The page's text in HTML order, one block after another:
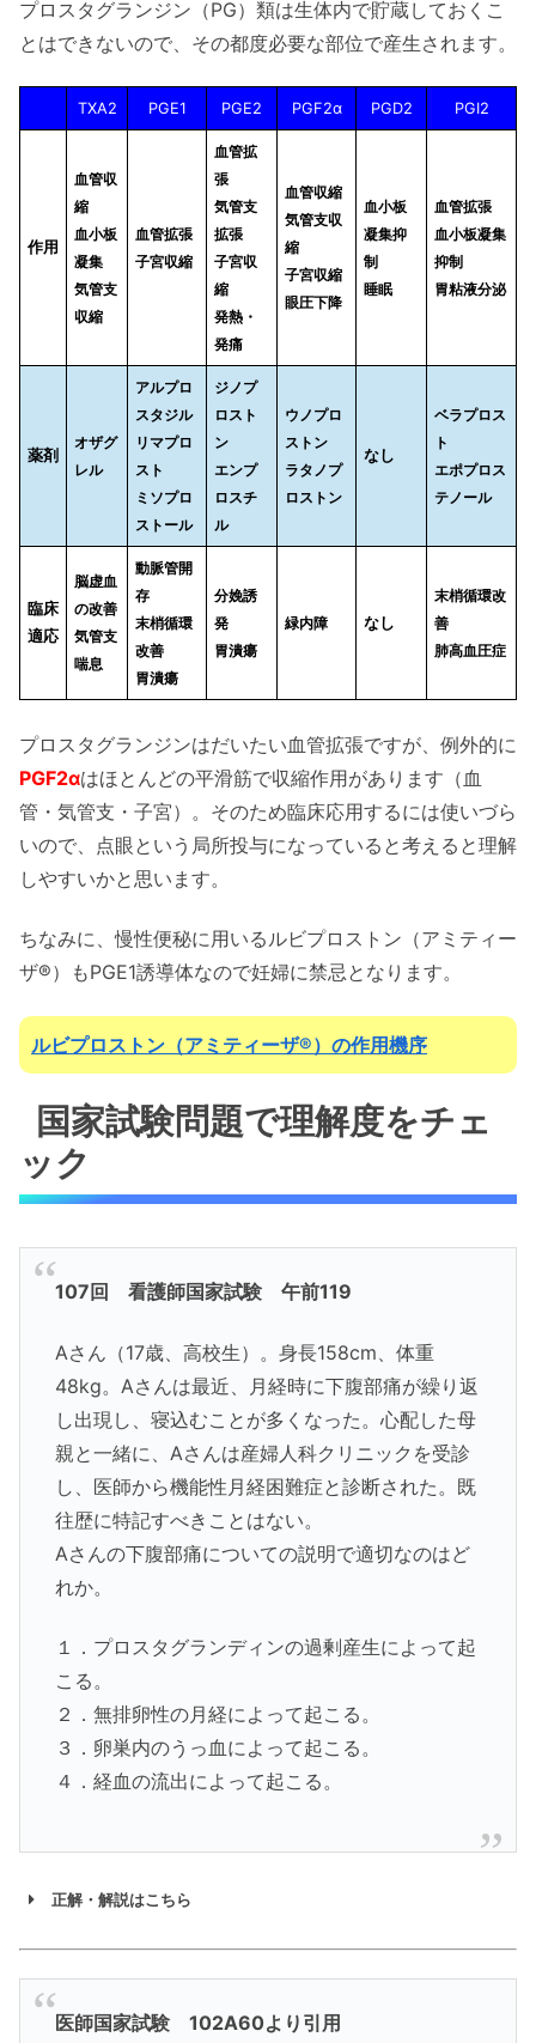
プロスタグランジン（PG）類は生体内で貯蔵しておくこ
とはできないので、その都度必要な部位で産生されます。
TXA2 PGE1 PGE2 PGF2α PGD2 PGI2
作用
血管収
縮
血小板
凝集
気管支
収縮
血管拡張
子宮収縮
血管拡
張
気管支
拡張
子宮収
縮
発熱・
発痛
血管収縮
気管支収
縮
子宮収縮
眼圧下降
血小板
凝集抑
制
睡眠
血管拡張
血小板凝集
抑制
胃粘液分泌
薬剤
オザグ
レル
アルプロ
スタジル
リマプロ
スト
ミソプロ
ストール
ジノプ
ロスト
ン
エンプ
ロスチ
ル
ウノプロ
ストン
ラタノプ
ロストン
なし
ベラプロス
ト
エポプロス
テノール
臨床
適応
脳虚血
の改善
気管支
喘息
動脈管開
存
末梢循環
改善
胃潰瘍
分娩誘
発
胃潰瘍
緑内障 なし
末梢循環改
善
肺高血圧症
プロスタグランジンはだいたい血管拡張ですが、例外的に
PGF2αはほとんどの平滑筋で収縮作用があります（血
管・気管支・子宮）。そのため臨床応用するには使いづら
いので、点眼という局所投与になっていると考えると理解
しやすいかと思います。
ちなみに、慢性便秘に用いるルビプロストン（アミティー
ザ®️）もPGE1誘導体なので妊婦に禁忌となります。
ルビプロストン（アミティーザ®️）の作用機序
国家試験問題で理解度をチェ
ック
107回 看護師国家試験 午前119
Aさん（17歳、高校生）。身長158cm、体重
48kg。Aさんは最近、月経時に下腹部痛が繰り返
し出現し、寝込むことが多くなった。心配した母
親と一緒に、Aさんは産婦人科クリニックを受診
し、医師から機能性月経困難症と診断された。既
往歴に特記すべきことはない。
Aさんの下腹部痛についての説明で適切なのはど
れか。
１．プロスタグランディンの過剰産生によって起
こる。
２．無排卵性の月経によって起こる。
３．卵巣内のうっ血によって起こる。
４．経血の流出によって起こる。
正解・解説はこちら
医師国家試験 102A60より引用